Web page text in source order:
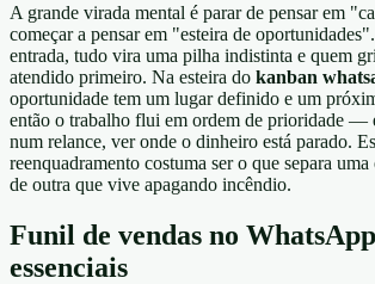
A grande virada mental é parar de pensar em
começar a pensar em "esteira de
entrada, tudo vira uma pilha indistinta e quem
atendido primeiro. Na esteira do kanban
oportunidade tem um lugar definido e um
então o trabalho flui em ordem de prioridade —
num relance, ver onde o dinheiro está parado.
reenquadramento costuma ser o que separa
de outra que vive apagando incêndio.
Funil de vendas no
essenciais